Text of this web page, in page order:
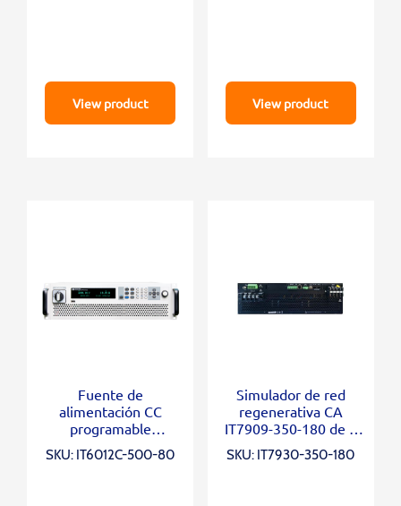
View product View product
Fuente de
alimentación CC
programable
bidireccional IT6012C-
500-80
SKU: IT6012C-500-80
Simulador de red
regenerativa CA
IT7909-350-180 de 4
SKU: IT7930-350-180